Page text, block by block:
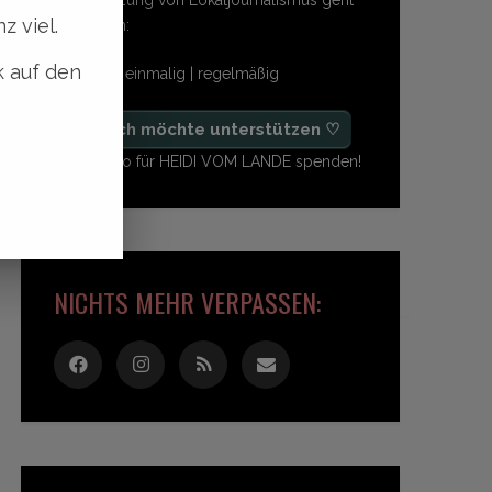
so einfach:
freiwillig | einmalig | regelmäßig
♡ Ja, ich möchte unterstützen ♡
Ab 1,- Euro für HEIDI VOM LANDE spenden!
NICHTS MEHR VERPASSEN:
viel.
auf den